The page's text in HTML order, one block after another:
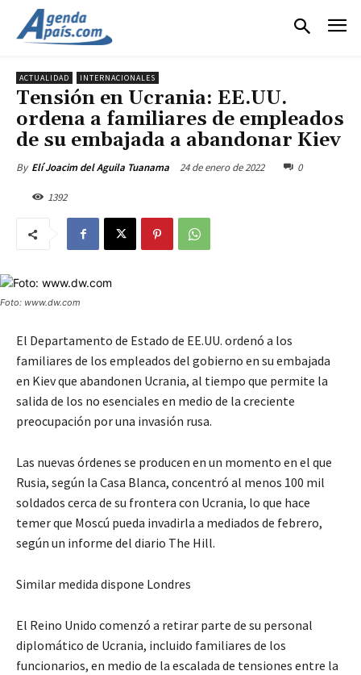
ACTUALIDAD INTERNACIONALES
Tensión en Ucrania: EE.UU.
ordena a familiares de empleados
de su embajada a abandonar Kiev
By Elí Joacim del Aguila Tuanama 24 de enero de 2022 0
1392
Foto: www.dw.com
El Departamento de Estado de EE.UU. ordenó a los
familiares de los empleados del gobierno en su embajada
en Kiev que abandonen Ucrania, al tiempo que permite la
salida de los no esenciales en medio de la creciente
preocupación por una invasión rusa.
Las nuevas órdenes se producen en un momento en el que
Rusia, según la Casa Blanca, concentró al menos 100 mil
soldados cerca de su frontera con Ucrania, lo que hace
temer que Moscú pueda invadirla a mediados de febrero,
según un informe del diario The Hill.
Similar medida dispone Londres
El Reino Unido comenzó a retirar parte de su personal
diplomático de Ucrania, incluido familiares de los
funcionarios, en medio de la escalada de tensiones entre la